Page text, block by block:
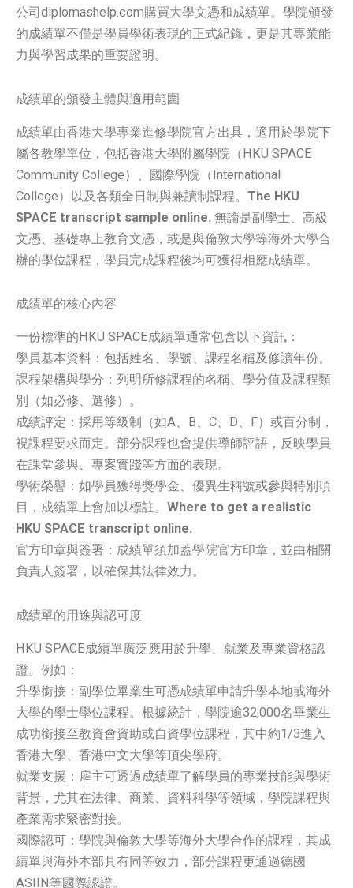
公司diplomashelp.com購買大學文憑和成績單。學院頒發
的成績單不僅是學員學術表現的正式紀錄，更是其專業能
力與學習成果的重要證明。
成績單的頒發主體與適用範圍
成績單由香港大學專業進修學院官方出具，適用於學院下
屬各教學單位，包括香港大學附屬學院（HKU SPACE
Community College）、國際學院（International
College）以及各類全日制與兼讀制課程。 The HKU
SPACE transcript sample online. 無論是副學士、高級
文憑、基礎專上教育文憑，或是與倫敦大學等海外大學合
辦的學位課程，學員完成課程後均可獲得相應成績單。
成績單的核心內容
一份標準的HKU SPACE成績單通常包含以下資訊：
學員基本資料：包括姓名、學號、課程名稱及修讀年份。
課程架構與學分：列明所修課程的名稱、學分值及課程類
別（如必修、選修）。
成績評定：採用等級制（如A、B、C、D、F）或百分制，
視課程要求而定。部分課程也會提供導師評語，反映學員
在課堂參與、專案實踐等方面的表現。
學術榮譽：如學員獲得獎學金、優異生稱號或參與特別項
目，成績單上會加以標註。 Where to get a realistic
HKU SPACE transcript online.
官方印章與簽署：成績單須加蓋學院官方印章，並由相關
負責人簽署，以確保其法律效力。
成績單的用途與認可度
HKU SPACE成績單廣泛應用於升學、就業及專業資格認
證。例如：
升學銜接：副學位畢業生可憑成績單申請升學本地或海外
大學的學士學位課程。根據統計，學院逾32,000名畢業生
成功銜接至教資會資助或自資學位課程，其中約1/3進入
香港大學、香港中文大學等頂尖學府。
就業支援：雇主可透過成績單了解學員的專業技能與學術
背景，尤其在法律、商業、資料科學等領域，學院課程與
產業需求緊密對接。
國際認可：學院與倫敦大學等海外大學合作的課程，其成
績單與海外本部具有同等效力，部分課程更通過德國
ASIIN等國際認證。